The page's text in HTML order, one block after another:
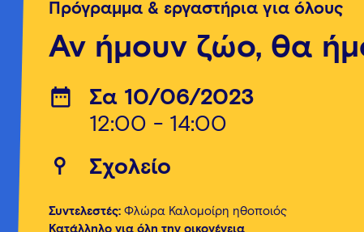
Πρόγραμμα & εργαστήρια για όλους
Αν ήμουν ζώο, θα
Σα 10/06/2023
12:00 - 14:00
Σχολείο
Συντελεστές: Φλώρα Καλομοίρη ηθοποιός
Κατάλληλο για όλη την οικογένεια